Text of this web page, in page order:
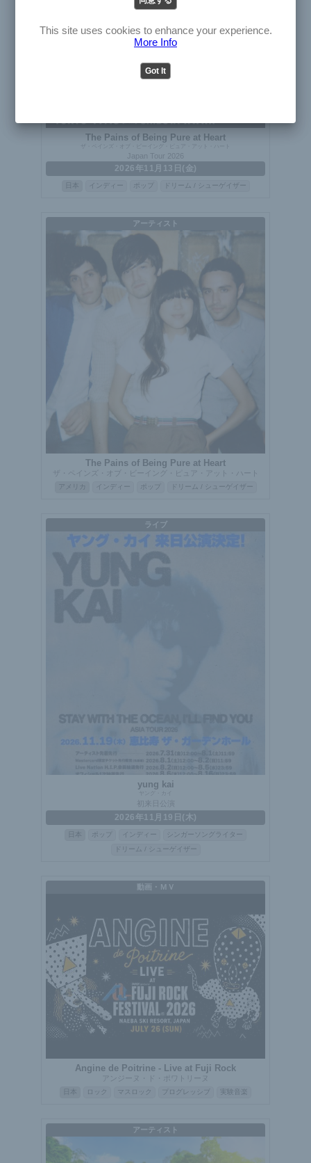
The Pains of Being Pure at Heart
Japan Tour 2026
2026年11月13日(金)
インディー ポップ ドリーム / シューゲイザー
アーティスト
The Pains of Being Pure at Heart
ザ・ペインズ・オブ・ビーイング・ピュア・アット・ハート
アメリカ インディー ポップ ドリーム / シューゲイザー
ライブ
yung kai
2026年11月19日(木)
ポップ インディー
シンガーソングライター
ドリーム / シューゲイザー
動画・ＭＶ
Angine de Poitrine - Live at Fuji Rock
アンジーヌ・ド・ポワトリーヌ
ロック マスロック プログレッシブ 実験音楽
アーティスト
English
Japanese
This site uses cookies to enhance your experience.
More Info
Got It